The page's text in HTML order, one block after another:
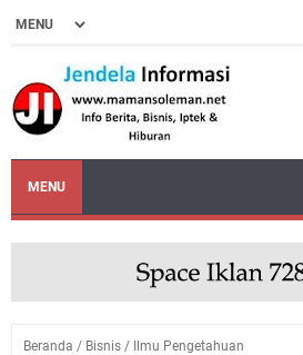
MENU
Beranda / Bisnis / Ilmu Pengetahuan